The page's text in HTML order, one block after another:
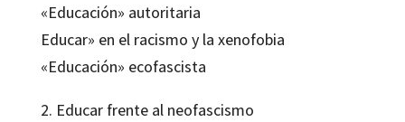
«Educación» autoritaria
Educar» en el racismo y la xenofobia
«Educación» ecofascista
2. Educar frente al neofascismo